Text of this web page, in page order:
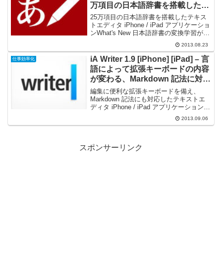
万項目の日本語辞書を搭載したテ
キストエディタ
25万項目の日本語辞書を搭載したテキス
トエディタ iPhone / iPad アプリケーショ
ンWhat's New 日本語辞書の変換学習がで
きるようになりました。 日付と時刻の入
力ができるようになりました。 検索／置
換を追加しました。（検索...
2013.08.23
仕事効率化
iA Writer 1.9 [iPhone] [iPad] – 言
語によって拡張キーボードの内容
が変わる、Markdown 記法に対応
したテキストエディタ
編集に便利な拡張キーボードを備え、
Markdown 記法にも対応したテキストエ
ディタ iPhone / iPad アプリケーション
What's New 中国語、英語、フランス語、
ドイツ語、イタリア語、日本語、ポルト
2013.09.06
スポンサーリンク